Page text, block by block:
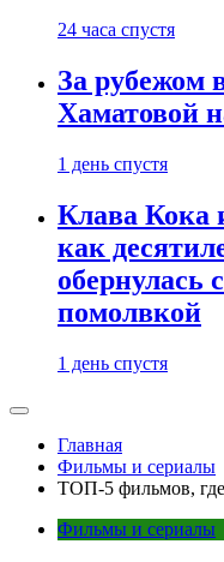
24 часа спустя
За рубежом
Хаматовой
1 день спустя
Клава Кока
как
обернулась
помолвкой
1 день спустя
Главная
Фильмы и сериалы
ТОП-5 фильмов, где
Фильмы и сериалы